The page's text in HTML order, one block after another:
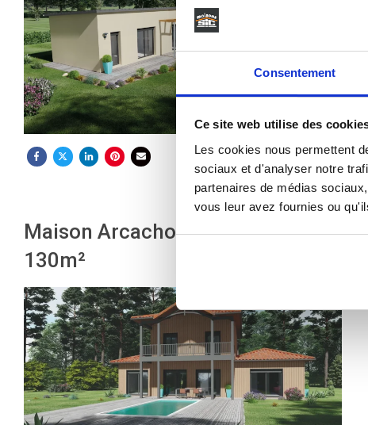
Consentement
Ce site web utilise des
Les cookies nous permettent
sociaux et d'analyser notre
partenaires de médias
vous leur avez fournies ou
Maison Arcachonnaise bois
130m²